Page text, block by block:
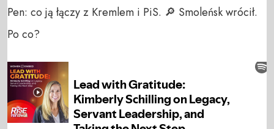
Pen: co ją łączy z Kremlem i PiS. 🔎 Smoleńsk wrócił.
Po co?